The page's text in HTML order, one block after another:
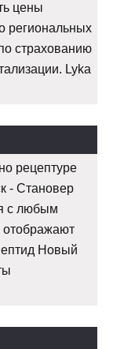
цены
региональных
страхованию
Lyka
рецептуре
- Становер
с любым
отображают
Новый